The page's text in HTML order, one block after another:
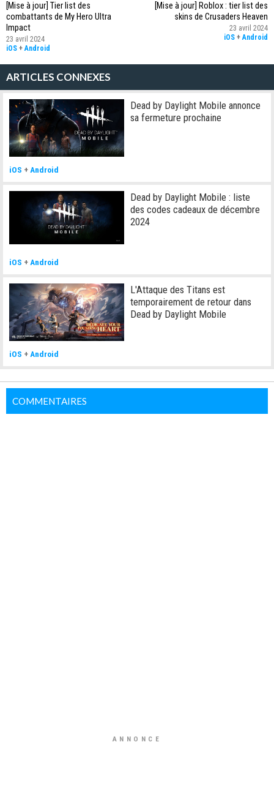
[Mise à jour] Tier list des
combattants de My Hero Ultra
Impact
23 avril 2024
iOS +Android
[Mise à jour] Roblox : tier list des
skins de Crusaders Heaven
23 avril 2024
iOS +Android
ARTICLES CONNEXES
Dead by Daylight Mobile annonce
sa fermeture prochaine
iOS +Android
Dead by Daylight Mobile : liste
des codes cadeaux de décembre
2024
iOS + Android
L'Attaque des Titans est
temporairement de retour dans
Dead by Daylight Mobile
iOS + Android
COMMENTAIRES
ANNONCE